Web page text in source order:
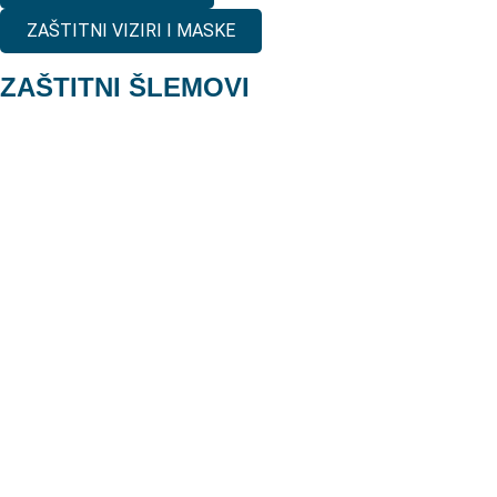
ZAŠTITNI VIZIRI I MASKE
ZAŠTITNI ŠLEMOVI